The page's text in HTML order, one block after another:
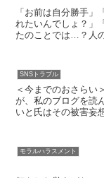
「お前は自分勝手」
れたいんでしょ？」
たのことでは…？人
SNSトラブル
＜今までのおさらい
が、私のブログを読
いと氏はその被害妄
モラルハラスメント